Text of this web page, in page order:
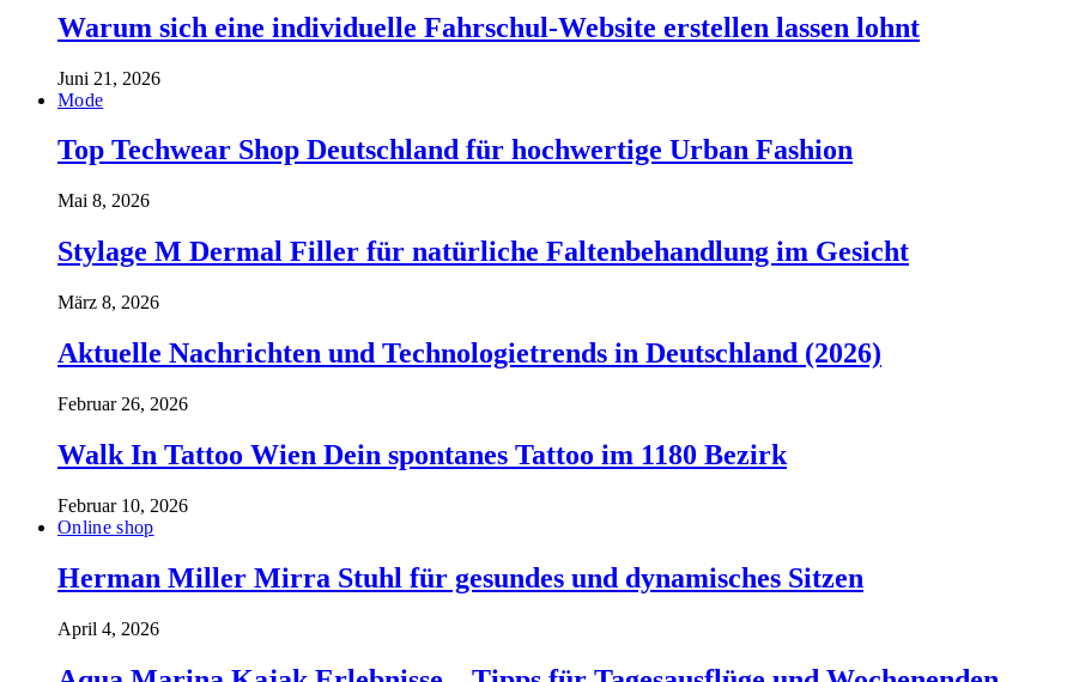
Warum sich eine individuelle Fahrschul-Website erstellen lassen lohnt
Juni 21, 2026
Mode
Top Techwear Shop Deutschland für hochwertige Urban Fashion
Mai 8, 2026
Stylage M Dermal Filler für natürliche Faltenbehandlung im Gesicht
März 8, 2026
Aktuelle Nachrichten und Technologietrends in Deutschland (2026)
Februar 26, 2026
Walk In Tattoo Wien Dein spontanes Tattoo im 1180 Bezirk
Februar 10, 2026
Online shop
Herman Miller Mirra Stuhl für gesundes und dynamisches Sitzen
April 4, 2026